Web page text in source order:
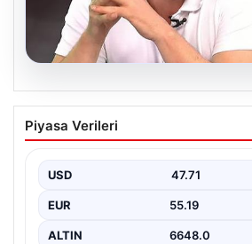
06.08.2026
Transfer krizi
Burhan Can Terzi için
Piyasa Verileri
USD 47.71
EUR 55.19
ALTIN 6648.0